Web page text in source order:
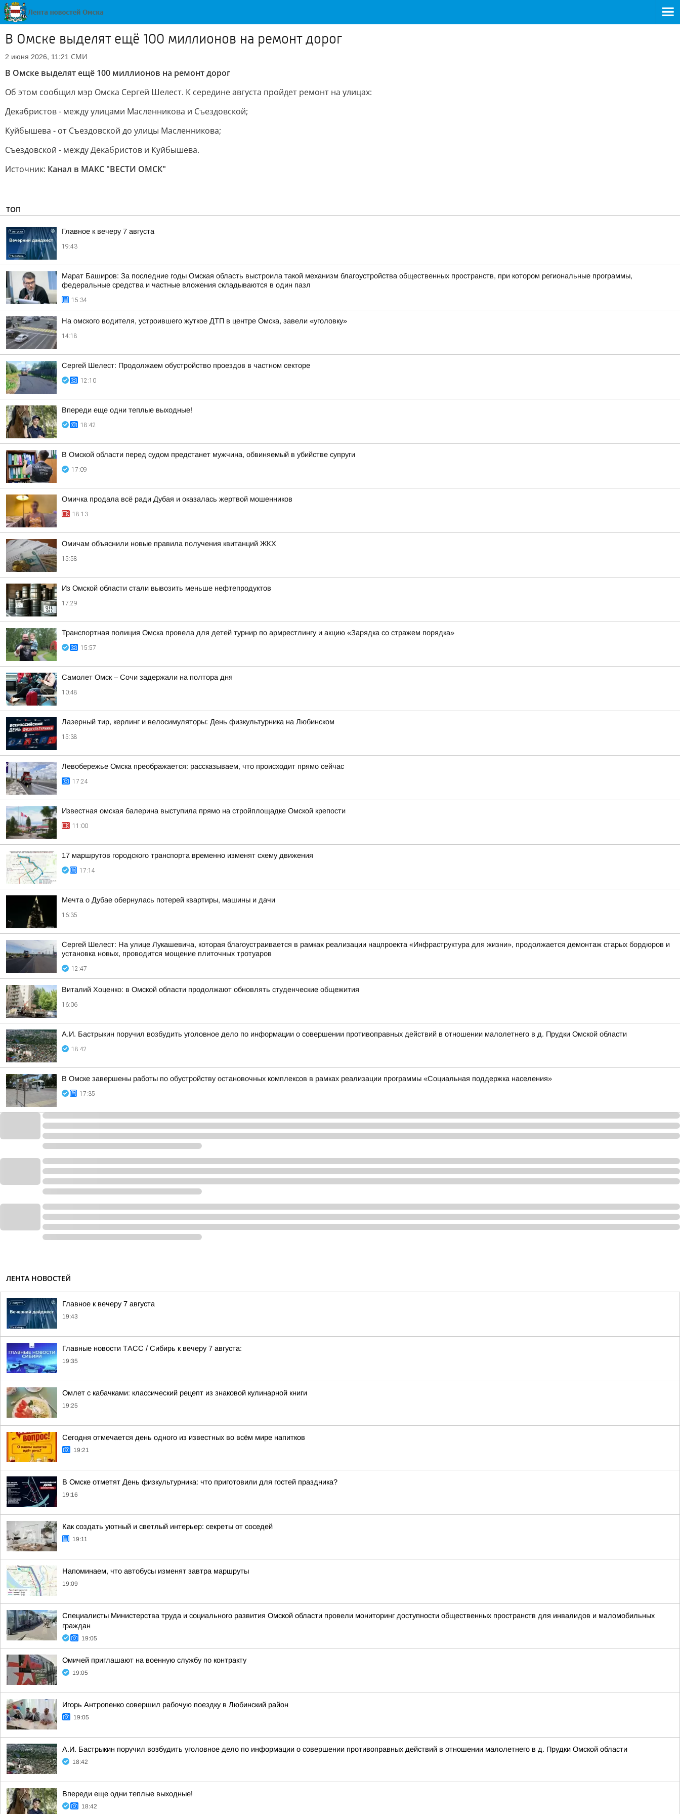
В Омске выделят ещё 100 миллионов на ремонт дорог
2 июня 2026, 11:21 СМИ
В Омске выделят ещё 100 миллионов на ремонт дорог
Об этом сообщил мэр Омска Сергей Шелест. К середине августа пройдет ремонт на улицах:
Декабристов - между улицами Масленникова и Съездовской;
Куйбышева - от Съездовской до улицы Масленникова;
Съездовской - между Декабристов и Куйбышева.
Источник: Канал в МАКС "ВЕСТИ ОМСК"
ТОП
Главное к вечеру 7 августа
19:43
Марат Баширов: За последние годы Омская область выстроила такой механизм благоустройства общественных пространств, при котором региональные программы,
федеральные средства и частные вложения складываются в один пазл
15:34
На омского водителя, устроившего жуткое ДТП в центре Омска, завели «уголовку»
14:18
Сергей Шелест: Продолжаем обустройство проездов в частном секторе
12:10
Впереди еще одни теплые выходные!
18:42
В Омской области перед судом предстанет мужчина, обвиняемый в убийстве супруги
17:09
Омичка продала всё ради Дубая и оказалась жертвой мошенников
18:13
Омичам объяснили новые правила получения квитанций ЖКХ
15:58
Из Омской области стали вывозить меньше нефтепродуктов
17:29
Транспортная полиция Омска провела для детей турнир по армрестлингу и акцию «Зарядка со стражем порядка»
15:57
Самолет Омск – Сочи задержали на полтора дня
10:48
Лазерный тир, керлинг и велосимуляторы: День физкультурника на Любинском
15:38
Левобережье Омска преображается: рассказываем, что происходит прямо сейчас
17:24
Известная омская балерина выступила прямо на стройплощадке Омской крепости
11:00
17 маршрутов городского транспорта временно изменят схему движения
17:14
Мечта о Дубае обернулась потерей квартиры, машины и дачи
16:35
Сергей Шелест: На улице Лукашевича, которая благоустраивается в рамках реализации нацпроекта «Инфраструктура для жизни», продолжается демонтаж старых бордюров и
установка новых, проводится мощение плиточных тротуаров
12:47
Виталий Хоценко: в Омской области продолжают обновлять студенческие общежития
16:06
А.И. Бастрыкин поручил возбудить уголовное дело по информации о совершении противоправных действий в отношении малолетнего в д. Прудки Омской области
18:42
В Омске завершены работы по обустройству остановочных комплексов в рамках реализации программы «Социальная поддержка населения»
17:35
ЛЕНТА НОВОСТЕЙ
Главное к вечеру 7 августа
19:43
Главные новости ТАСС / Сибирь к вечеру 7 августа:
19:35
Омлет с кабачками: классический рецепт из знаковой кулинарной книги
19:25
Сегодня отмечается день одного из известных во всём мире напитков
19:21
В Омске отметят День физкультурника: что приготовили для гостей праздника?
19:16
Как создать уютный и светлый интерьер: секреты от соседей
19:11
Напоминаем, что автобусы изменят завтра маршруты
19:09
Специалисты Министерства труда и социального развития Омской области провели мониторинг доступности общественных пространств для инвалидов и маломобильных
граждан
19:05
Омичей приглашают на военную службу по контракту
19:05
Игорь Антропенко совершил рабочую поездку в Любинский район
19:05
А.И. Бастрыкин поручил возбудить уголовное дело по информации о совершении противоправных действий в отношении малолетнего в д. Прудки Омской области
18:42
Впереди еще одни теплые выходные!
18:42